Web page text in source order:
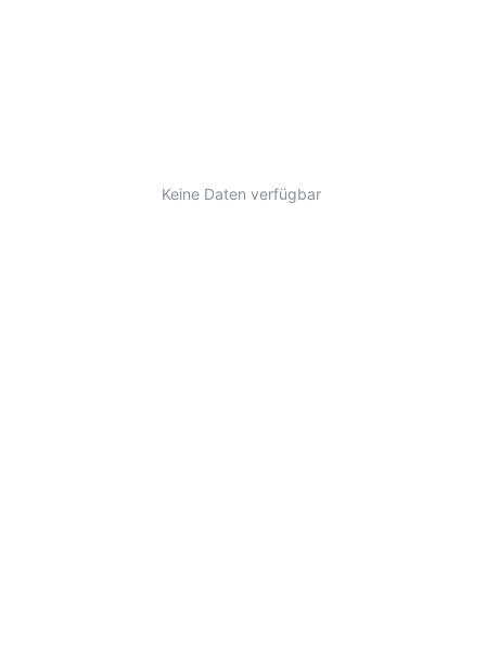
Keine Daten verfügbar